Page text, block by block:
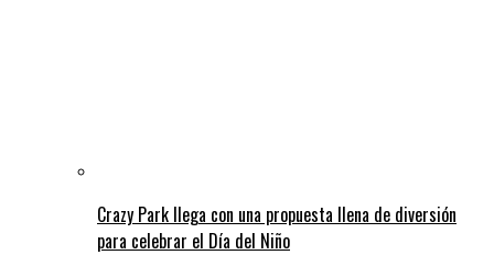
Crazy Park llega con una propuesta llena de diversión
para celebrar el Día del Niño